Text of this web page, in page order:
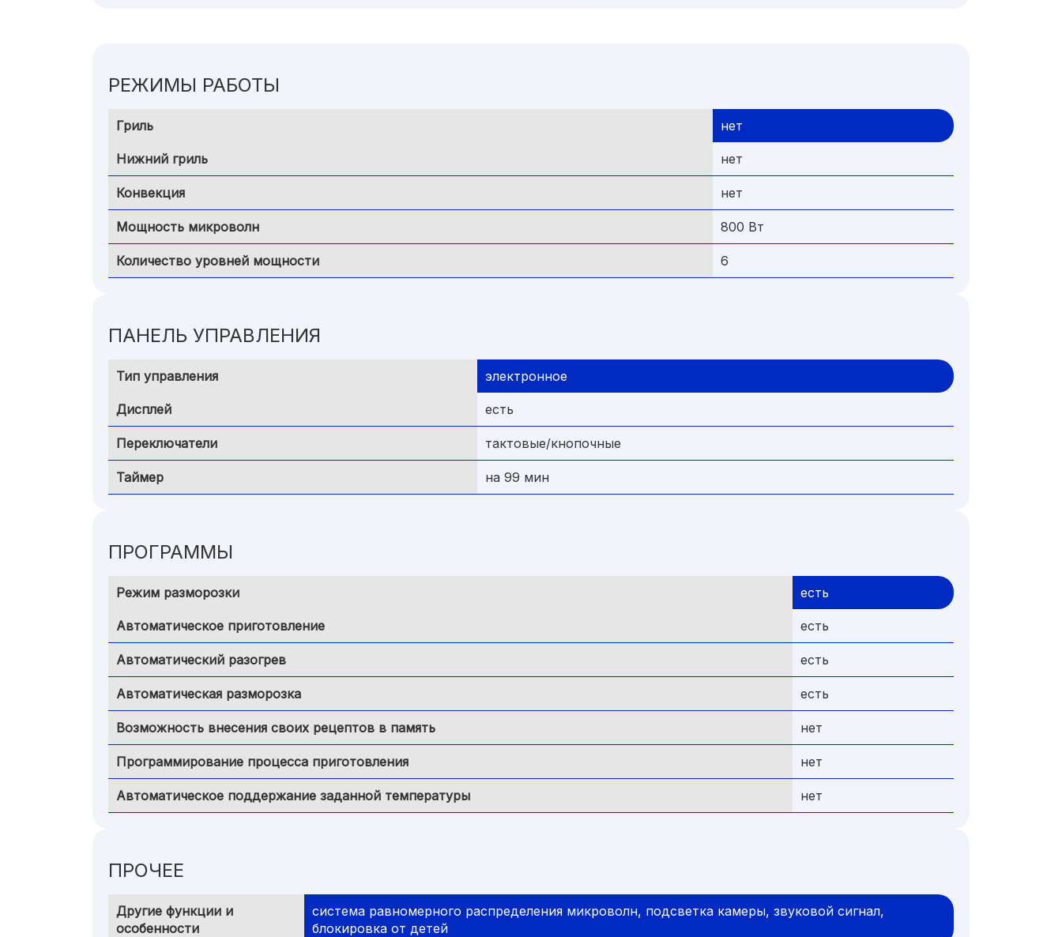
РЕЖИМЫ РАБОТЫ
Гриль нет
Нижний гриль нет
Конвекция нет
Мощность микроволн 800 Вт
Количество уровней мощности 6
ПАНЕЛЬ УПРАВЛЕНИЯ
Тип управления электронное
Дисплей есть
Переключатели тактовые/кнопочные
Таймер на 99 мин
ПРОГРАММЫ
Режим разморозки есть
Автоматическое приготовление есть
Автоматический разогрев есть
Автоматическая разморозка есть
Возможность внесения своих рецептов в память нет
Программирование процесса приготовления нет
Автоматическое поддержание заданной температуры нет
ПРОЧЕЕ
Другие функции и
особенности
система равномерного распределения микроволн, подсветка камеры, звуковой сигнал,
блокировка от детей